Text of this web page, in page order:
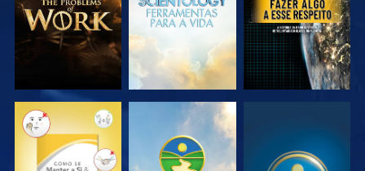
VER VER VER